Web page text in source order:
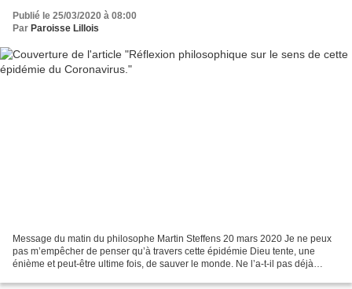
Publié le 25/03/2020 à 08:00
Par Paroisse Lillois
Message du matin du philosophe Martin Steffens 20 mars 2020 Je ne peux
pas m’empêcher de penser qu’à travers cette épidémie Dieu tente, une
énième et peut-être ultime fois, de sauver le monde. Ne l’a-t-il pas déjà